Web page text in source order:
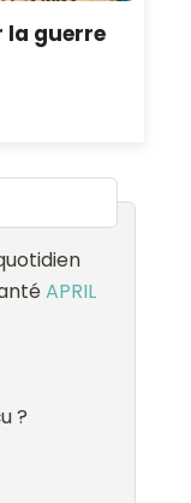
la guerre
APRIL
?